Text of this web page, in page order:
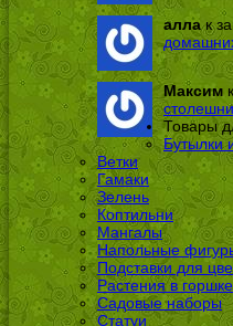
аллак
Максим
Товары
Бутылки
Ветки
Гамаки
Зелень
Коптильни
Мангалы
Напольные
Подставки для
Растения в горшке
Садовые наборы
Статуи